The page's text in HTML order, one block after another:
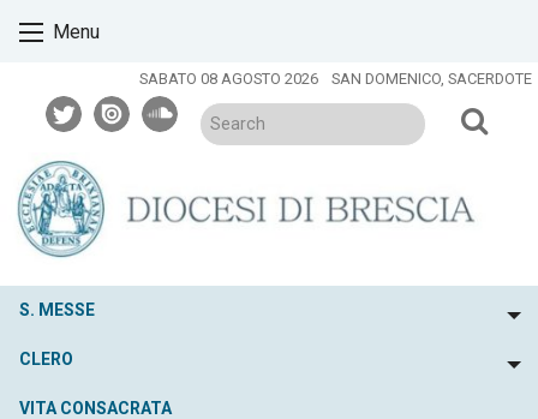
Menu
SABATO 08 AGOSTO 2026 SAN DOMENICO, SACERDOTE
twitterissuusoundcloud
S. MESSE
CLERO
VITA CONSACRATA